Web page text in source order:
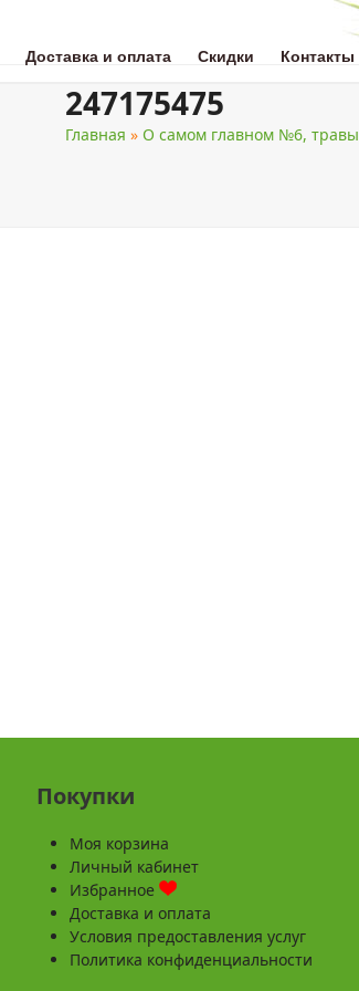
Доставка и оплата Скидки Контакты
247175475
Главная » О самом главном №6, травы
Покупки
Моя корзина
Личный кабинет
Избранное
Доставка и оплата
Условия предоставления услуг
Политика конфиденциальности